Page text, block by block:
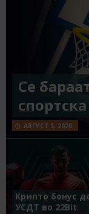
Се
АВГУСТ 5, 2026
Крипто бонус
УСДТ во 22Bit